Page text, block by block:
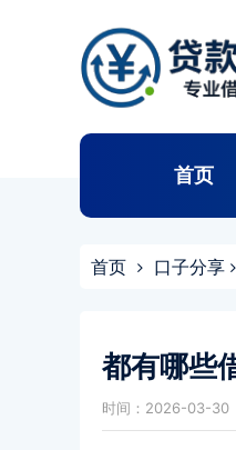
首页
首页 口子分享
都有哪些
时间：2026-03-30